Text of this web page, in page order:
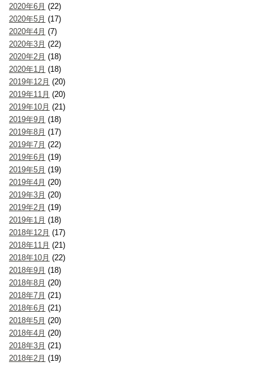
2020年6月 (22)
2020年5月 (17)
2020年4月 (7)
2020年3月 (22)
2020年2月 (18)
2020年1月 (18)
2019年12月 (20)
2019年11月 (20)
2019年10月 (21)
2019年9月 (18)
2019年8月 (17)
2019年7月 (22)
2019年6月 (19)
2019年5月 (19)
2019年4月 (20)
2019年3月 (20)
2019年2月 (19)
2019年1月 (18)
2018年12月 (17)
2018年11月 (21)
2018年10月 (22)
2018年9月 (18)
2018年8月 (20)
2018年7月 (21)
2018年6月 (21)
2018年5月 (20)
2018年4月 (20)
2018年3月 (21)
2018年2月 (19)